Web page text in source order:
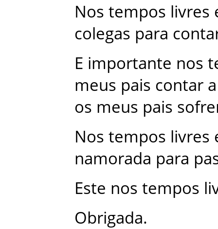
Nos tempos livres
colegas para
E importante nos
meus pais contar a
os meus pais
Nos tempos livres
namorada para
Este nos tempos
Obrigada.